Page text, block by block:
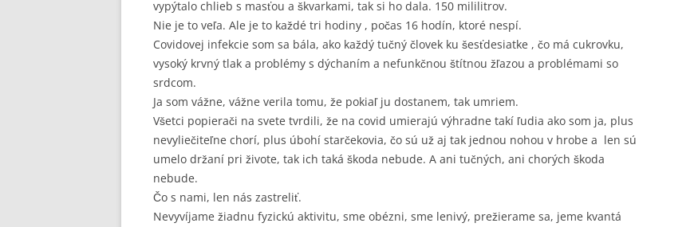
vypýtalo chlieb s masťou a škvarkami, tak si ho dala. 150 mililitrov.
Nie je to veľa. Ale je to každé tri hodiny , počas 16 hodín, ktoré nespí.
Covidovej infekcie som sa bála, ako každý tučný človek ku šesťdesiatke , čo má cukrovku,
vysoký krvný tlak a problémy s dýchaním a nefunkčnou štítnou žľazou a problémami so
srdcom.
Ja som vážne, vážne verila tomu, že pokiaľ ju dostanem, tak umriem.
Všetci popierači na svete tvrdili, že na covid umierajú výhradne takí ľudia ako som ja, plus
nevyliečiteľne chorí, plus úbohí starčekovia, čo sú už aj tak jednou nohou v hrobe a len sú
umelo držaní pri živote, tak ich taká škoda nebude. A ani tučných, ani chorých škoda
nebude.
Čo s nami, len nás zastreliť.
Nevyvíjame žiadnu fyzickú aktivitu, sme obézni, sme lenivý, prežierame sa, jeme kvantá